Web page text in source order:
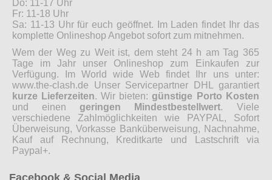
Do: 11-17 Uhr
Fr: 11-18 Uhr
Sa: 11-13 Uhr für euch geöffnet. Im Laden findet Ihr das
komplette Onlineshop Angebot sofort zum mitnehmen.
Wem der Weg zu Weit ist, dem steht 24 h am Tag 365
Tage im Jahr unser Onlineshop zum Einkaufen zur
Verfügung. Im World wide Web findet Ihr uns unter:
www.the-clash.de Unser Servicepartner DHL garantiert
kurze Lieferzeiten. Wir bieten:günstige Porto Kosten
und einengeringen Mindestbestellwert. Viele
verschiedene Zahlmöglichkeiten wie PAYPAL, Sofort
Überweisung, Vorkasse Banküberweisung, Nachnahme,
Kauf auf Rechnung, Kreditkarte und Lastschrift via
Paypal+.